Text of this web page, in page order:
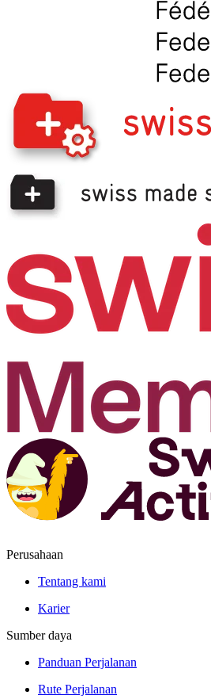
Perusahaan
Tentang kami
Karier
Sumber daya
Panduan Perjalanan
Rute Perjalanan